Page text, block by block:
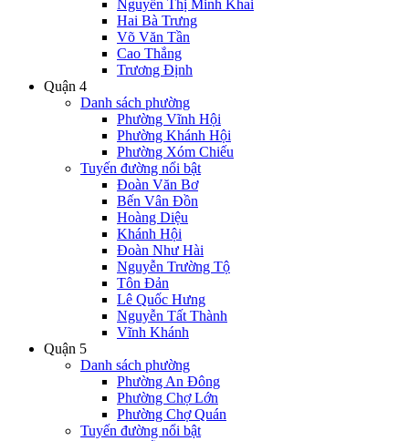
Nguyễn Thị Minh Khai
Hai Bà Trưng
Võ Văn Tần
Cao Thắng
Trương Định
Quận 4
Danh sách phường
Phường Vĩnh Hội
Phường Khánh Hội
Phường Xóm Chiếu
Tuyến đường nổi bật
Đoàn Văn Bơ
Bến Vân Đồn
Hoàng Diệu
Khánh Hội
Đoàn Như Hài
Nguyễn Trường Tộ
Tôn Đản
Lê Quốc Hưng
Nguyễn Tất Thành
Vĩnh Khánh
Quận 5
Danh sách phường
Phường An Đông
Phường Chợ Lớn
Phường Chợ Quán
Tuyến đường nổi bật